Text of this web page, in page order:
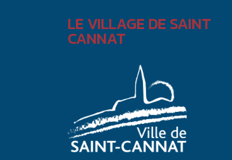
LE VILLAGE DE SAINT
CANNAT